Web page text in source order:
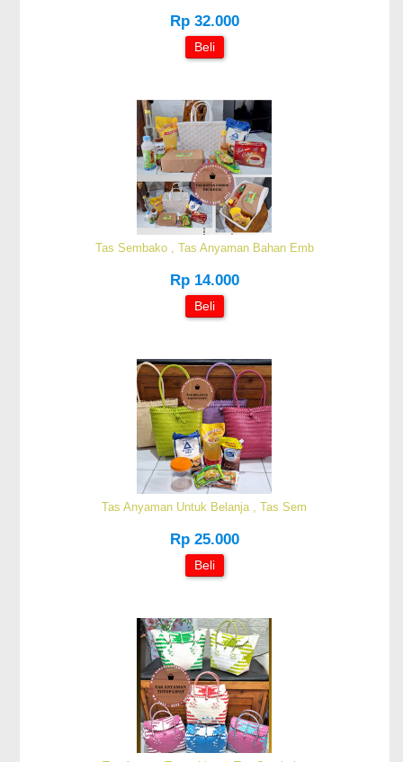
Rp 32.000
Beli
Tas Sembako , Tas Anyaman Bahan Emb
Rp 14.000
Beli
Tas Anyaman Untuk Belanja , Tas Sem
Rp 25.000
Beli